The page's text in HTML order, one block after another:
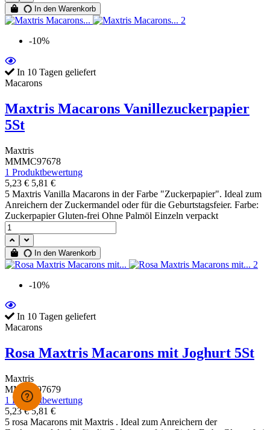
In den Warenkorb
-10%
In 10 Tagen geliefert
Macarons
Maxtris Macarons Vanillezuckerpapier
5St
Maxtris
MMMC97678
1 Produktbewertung
5,23 € 5,81 €
5 Maxtris Vanilla Macarons in der Farbe "Zuckerpapier". Ideal zum
Anreichern der Zuckermandel oder für die Geburtstagsfeier. Farbe:
Zuckerpapier Gluten-frei Ohne Palmöl Einzeln verpackt
In den Warenkorb
-10%
In 10 Tagen geliefert
Macarons
Rosa Maxtris Macarons mit Joghurt 5St
Maxtris
MMMC97679
1 Produktbewertung
5,23 €5,81 €
5 rosa Macarons mit Maxtris . Ideal zum Anreichern der